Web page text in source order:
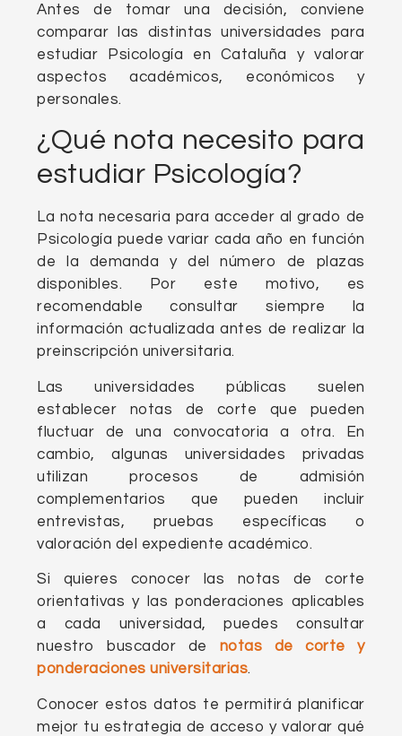
Antes de tomar una decisión, conviene
comparar las distintas universidades para
estudiar Psicología en Cataluña y valorar
aspectos académicos, económicos y
personales.
¿Qué nota necesito para
estudiar Psicología?
La nota necesaria para acceder al grado de
Psicología puede variar cada año en función
de la demanda y del número de plazas
disponibles. Por este motivo, es
recomendable consultar siempre la
información actualizada antes de realizar la
preinscripción universitaria.
Las universidades públicas suelen
establecer notas de corte que pueden
fluctuar de una convocatoria a otra. En
cambio, algunas universidades privadas
utilizan procesos de admisión
complementarios que pueden incluir
entrevistas, pruebas específicas o
valoración del expediente académico.
Si quieres conocer las notas de corte
orientativas y las ponderaciones aplicables
a cada universidad, puedes consultar
nuestro buscador de notas de corte y
ponderaciones universitarias.
Conocer estos datos te permitirá planificar
mejor tu estrategia de acceso y valorar qué